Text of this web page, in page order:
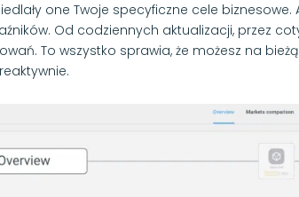
one Twoje specyficzne cele
Od codziennych aktualizacji, przez
To wszystko sprawia, że możesz na